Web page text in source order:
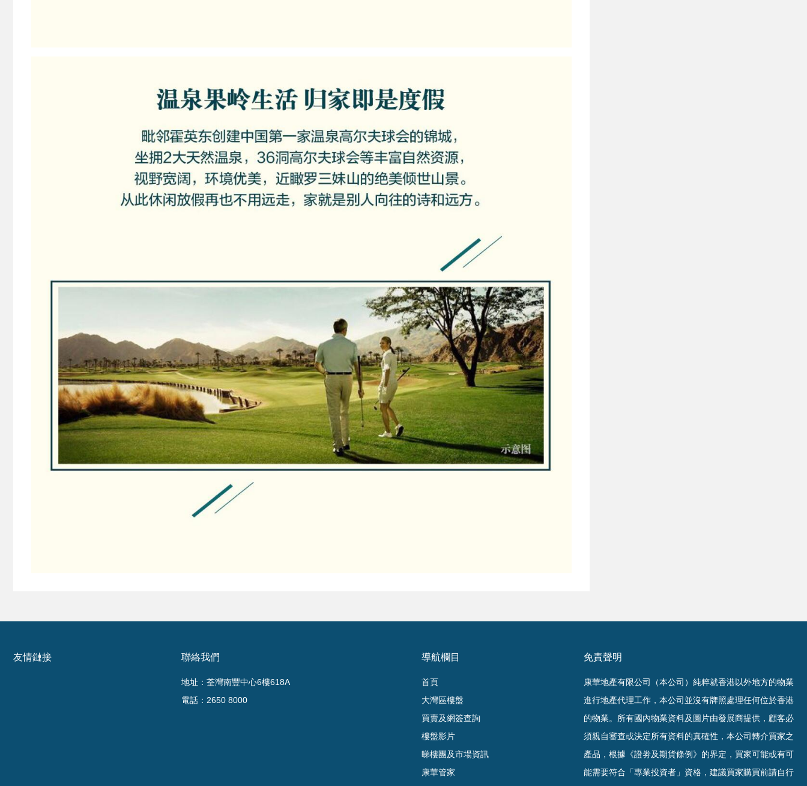
友情鏈接 聯絡我們
地址：荃灣南豐中心6樓618A
電話：2650 8000
導航欄目
首頁
大灣區樓盤
買賣及網簽查詢
樓盤影片
睇樓團及市場資訊
康華管家
免責聲明
康華地產有限公司（本公司）純粹就香港以外地方的物業
進行地產代理工作，本公司並沒有牌照處理任何位於香港
的物業。 所有國內物業資料及圖片由發展商提供，顧客必
須親自審查或決定所有資料的真確性 ， 本公司轉介買家之
產品，根據《證劵及期貨條例》的界定，買家可能或有可
能需要符合「專業投資者」資格，建議買家購買前請自行